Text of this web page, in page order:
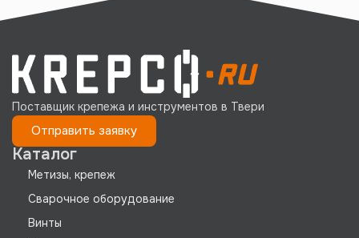
Поставщик крепежа и инструментов в Твери
Отправить заявку
Каталог
Метизы, крепеж
Сварочное оборудование
Винты